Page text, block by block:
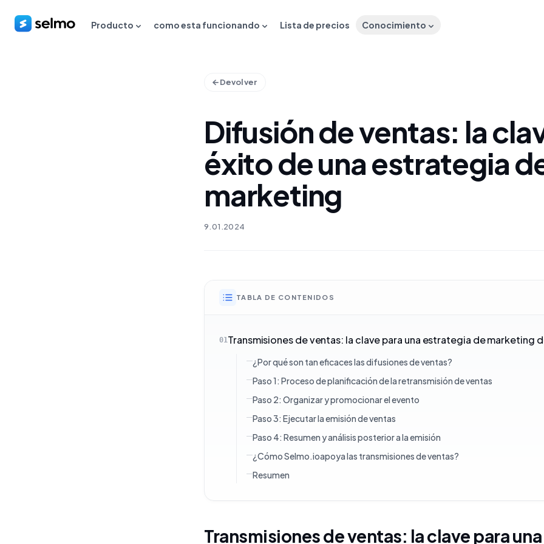
Producto como esta funcionando Lista de precios Conocimiento
Devolver
Difusión de ventas: la
éxito de una estrategia
marketing
9.01.2024
TABLA DE CONTENIDOS
01Transmisiones de ventas: la clave para una estrategia de marketing
¿Por qué son tan eficaces las difusiones de ventas?
Paso 1: Proceso de planificación de la retransmisión de ventas
Paso 2: Organizar y promocionar el evento
Paso 3: Ejecutar la emisión de ventas
Paso 4: Resumen y análisis posterior a la emisión
¿Cómo Selmo.ioapoya las transmisiones de ventas?
Resumen
Transmisiones de ventas: la clave para una